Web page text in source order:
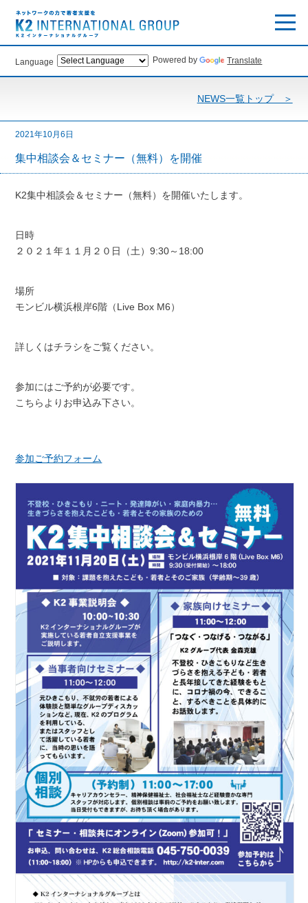
Language Powered by Translate
NEWS一覧トップ ＞
2021年10月6日
集中相談会＆セミナー（無料）を開催
K2集中相談会＆セミナー（無料）を開催いたします。
日時
２０２１年１１月２０日（土）9:30～18:00
場所
モンビル横浜根岸6階（Live Box M6）
詳しくはチラシをご覧ください。
参加にはご予約が必要です。
こちらよりお申込み下さい。
参加ご予約フォーム